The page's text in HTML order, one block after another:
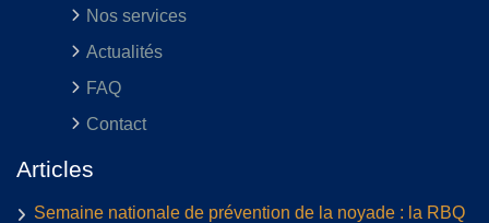
Nos services
Actualités
FAQ
Contact
Articles
Semaine nationale de prévention de la noyade : la RBQ